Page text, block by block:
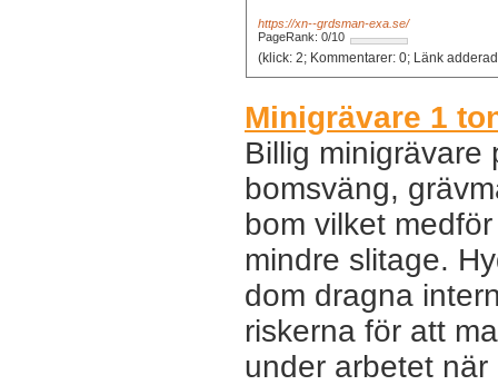
https://xn--grdsman-exa.se/
PageRank: 0/10
Minigrävare 1
Billig minigrävare
bomsväng,
bom vilket
mindre slitage.
dom dragna
riskerna för att
under arbetet när